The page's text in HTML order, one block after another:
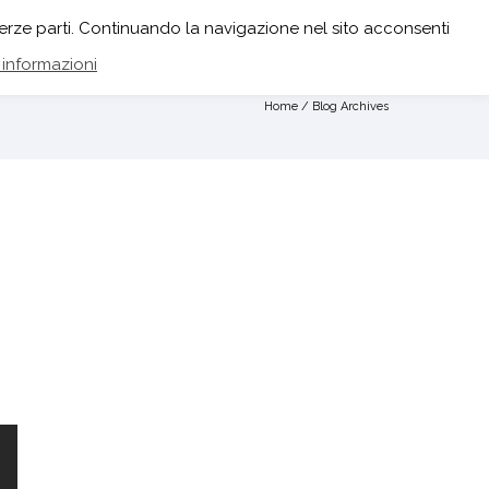
FACEBOOK
Home / Blog Archives
parti. Continuando la navigazione nel sito acconsenti